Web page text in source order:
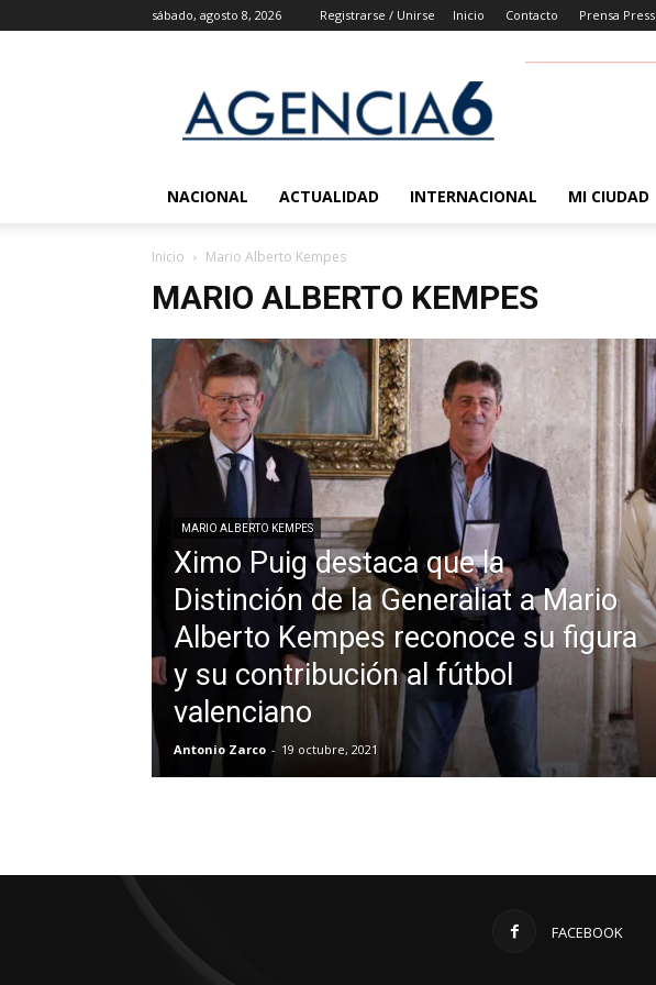
sábado, agosto 8, 2026 Registrarse / Unirse Inicio Contacto Prensa Press
6
Noticias
NACIONAL ACTUALIDAD INTERNACIONAL MI CIUDAD
Inicio Mario Alberto Kempes
MARIO ALBERTO KEMPES
MARIO ALBERTO KEMPES
Ximo Puig destaca que la
Distinción de la Generaliat a Mario
Alberto Kempes reconoce su figura
y su contribución al fútbol
valenciano
Antonio Zarco - 19 octubre, 2021
FACEBOOK